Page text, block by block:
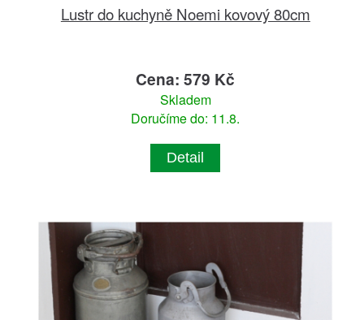
Lustr do kuchyně Noemi kovový 80cm
Cena: 579 Kč
Skladem
Doručíme do: 11.8.
Detail